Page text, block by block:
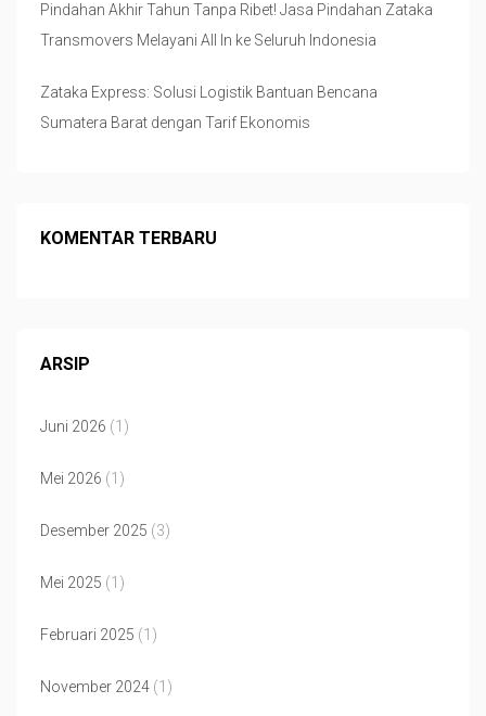
Pindahan Akhir Tahun Tanpa Ribet! Jasa Pindahan Zataka
Transmovers Melayani All In ke Seluruh Indonesia
Zataka Express: Solusi Logistik Bantuan Bencana
Sumatera Barat dengan Tarif Ekonomis
KOMENTAR TERBARU
ARSIP
Juni 2026 (1)
Mei 2026 (1)
Desember 2025 (3)
Mei 2025 (1)
Februari 2025 (1)
November 2024 (1)